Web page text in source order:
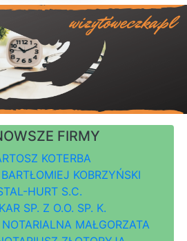
FIRMY
KOTERBA
KOBRZYŃSKI
HURT S.C.
SP. Z O.O. SP. K.
MAŁGORZATA